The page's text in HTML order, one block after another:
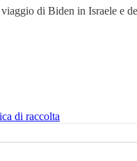
di Biden in Israele e
di raccolta